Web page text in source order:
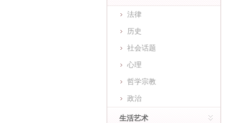
法律
历史
社会话题
心理
哲学宗教
政治
生活艺术